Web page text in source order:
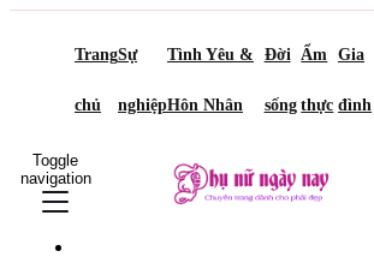
Trang
chủ
Sự
nghiệp
Tình Yêu &
Hôn Nhân
Đời
sống
Ẩm
thực
Gia
đình
Toggle
navigation